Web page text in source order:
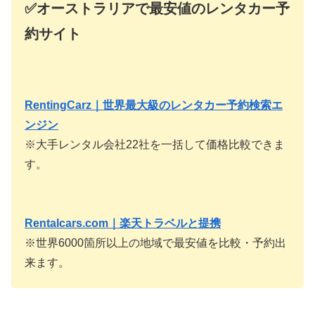
✅オーストラリアで最安値のレンタカー予
約サイト
RentingCarz｜世界最大級のレンタカー予約検索エ
ンジン
※大手レンタル会社22社を一括して価格比較できま
す。
Rentalcars.com｜楽天トラベルと提携
※世界6000箇所以上の地域で最安値を比較・予約出
来ます。